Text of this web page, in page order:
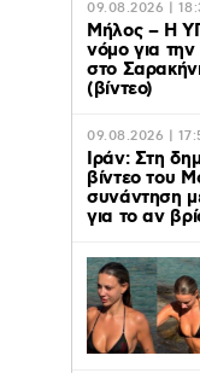
09.08.2026 |
Μήλος – Η
νόμο για
στο
(βίντεο)
09.08.2026 |
Ιράν: Στη
βίντεο του
συνάντηση
για το αν